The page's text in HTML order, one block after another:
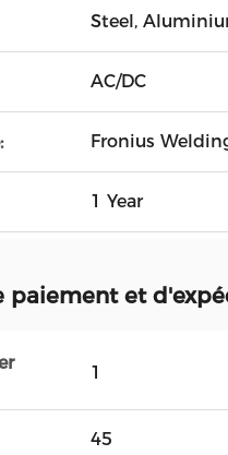
Steel,
AC/DC
Fronius
1 Year
paiement et
1
45